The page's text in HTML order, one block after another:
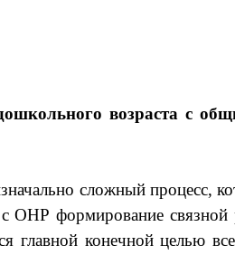
возраста с
сложный процесс,
ОНР формирование связной
главной конечной целью